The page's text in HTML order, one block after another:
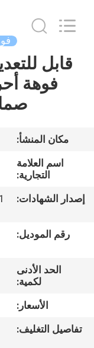
الصفحة
الرئيسية
معلومات
مراقبة
الجودة
قابل
فوهة
مكان المنشأ:
اسم العلامة
التجارية:
إصدار الشهادات:
رقم الموديل:
الحد الأدنى
لكمية:
الأسعار:
تفاصيل التغليف: